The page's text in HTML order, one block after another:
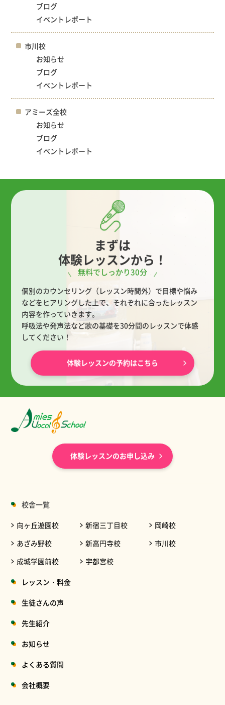
ブログ
イベントレポート
市川校
お知らせ
ブログ
イベントレポート
アミーズ全校
お知らせ
ブログ
イベントレポート
まずは
体験レッスンから！
無料でしっかり30分
個別のカウンセリング（レッスン時間外）で目標や悩み
などをヒアリングした上で、 それぞれに合ったレッスン
内容を作っていきます。
呼吸法や発声法など歌の基礎を30分間のレッスンで体感
してください！
体験レッスンの予約はこちら
体験レッスンのお申し込み
校舎一覧
向ヶ丘遊園校
あざみ野校
成城学園前校
新宿三丁目校
新高円寺校
宇都宮校
岡崎校
市川校
レッスン・料金
生徒さんの声
先生紹介
お知らせ
よくある質問
会社概要